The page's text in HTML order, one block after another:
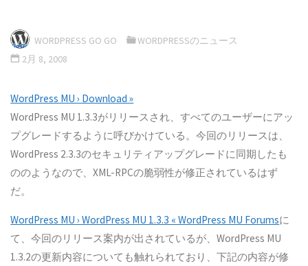
WORDPRESS GO GO
WORDPRESSのニュース
2月 8, 2008
WordPress MU › Download »
WordPress MU 1.3.3がリリースされ、すべてのユーザーにアッ
プグレードするように呼びかけている。今回のリリースは、
WordPress 2.3.3のセキュリティアップグレードに同期したも
ののようなので、XML-RPCの脆弱性が修正されているはず
だ。
WordPress MU › WordPress MU 1.3.3 « WordPress MU Forumsに
て、今回のリリース案内が出されているが、WordPress MU
1.3.2の更新内容についても触れられており、下記の内容が修